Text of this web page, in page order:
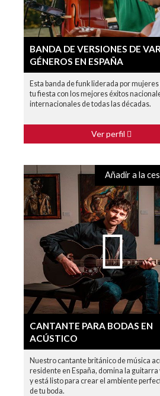
BANDA DE VERSIONES DE
GÉNEROS EN ESPAÑA
Esta banda de funk liderada por mujeres
tu fiesta con los mejores éxitos
internacionales de todas las décadas.
Ver perfil
Añadir a la
CANTANTE PARA BODAS EN
ACÚSTICO
Nuestro cantante británico de música
residente en España, domina la guitarra
y está listo para crear el ambiente
de tu boda.